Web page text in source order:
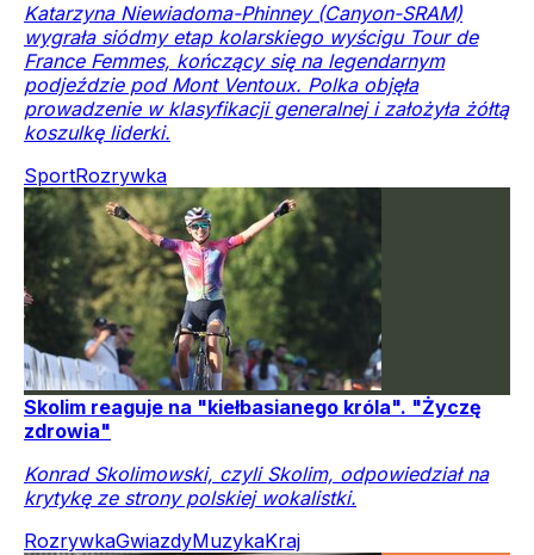
Katarzyna Niewiadoma-Phinney (Canyon-SRAM)
wygrała siódmy etap kolarskiego wyścigu Tour de
France Femmes, kończący się na legendarnym
podjeździe pod Mont Ventoux. Polka objęła
prowadzenie w klasyfikacji generalnej i założyła żółtą
koszulkę liderki.
SportRozrywka
Skolim reaguje na "kiełbasianego króla". "Życzę
zdrowia"
Konrad Skolimowski, czyli Skolim, odpowiedział na
krytykę ze strony polskiej wokalistki.
RozrywkaGwiazdyMuzykaKraj